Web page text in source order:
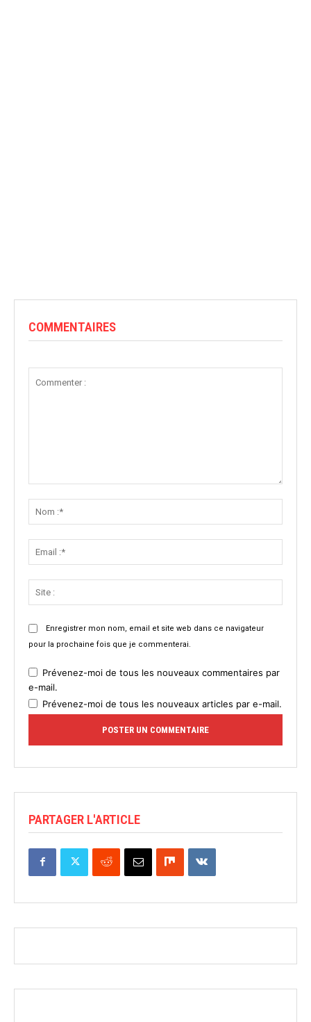
COMMENTAIRES
Enregistrer mon nom, email et site web dans ce navigateur
pour la prochaine fois que je commenterai.
Prévenez-moi de tous les nouveaux commentaires par
e-mail.
Prévenez-moi de tous les nouveaux articles par e-mail.
PARTAGER L'ARTICLE